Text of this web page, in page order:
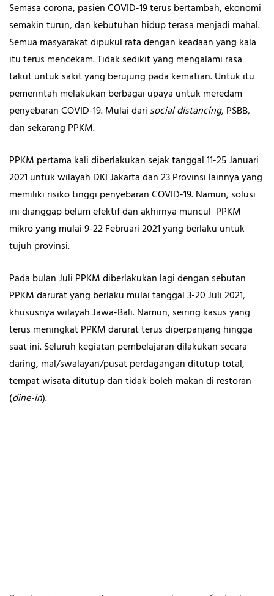
Semasa corona, pasien COVID-19 terus bertambah, ekonomi
semakin turun, dan kebutuhan hidup terasa menjadi mahal.
Semua masyarakat dipukul rata dengan keadaan yang kala
itu terus mencekam. Tidak sedikit yang mengalami rasa
takut untuk sakit yang berujung pada kematian. Untuk itu
pemerintah melakukan berbagai upaya untuk meredam
penyebaran COVID-19. Mulai dari social distancing, PSBB,
dan sekarang PPKM.
PPKM pertama kali diberlakukan sejak tanggal 11-25 Januari
2021 untuk wilayah DKI Jakarta dan 23 Provinsi lainnya yang
memiliki risiko tinggi penyebaran COVID-19. Namun, solusi
ini dianggap belum efektif dan akhirnya muncul PPKM
mikro yang mulai 9-22 Februari 2021 yang berlaku untuk
tujuh provinsi.
Pada bulan Juli PPKM diberlakukan lagi dengan sebutan
PPKM darurat yang berlaku mulai tanggal 3-20 Juli 2021,
khususnya wilayah Jawa-Bali. Namun, seiring kasus yang
terus meningkat PPKM darurat terus diperpanjang hingga
saat ini. Seluruh kegiatan pembelajaran dilakukan secara
daring, mal/swalayan/pusat perdagangan ditutup total,
tempat wisata ditutup dan tidak boleh makan di restoran
(dine-in).